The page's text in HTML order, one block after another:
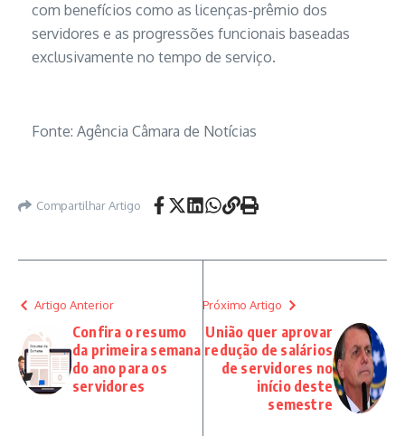
com benefícios como as licenças-prêmio dos
servidores e as progressões funcionais baseadas
exclusivamente no tempo de serviço.
Fonte: Agência Câmara de Notícias
Compartilhar Artigo
Artigo Anterior
Confira o resumo
da primeira semana
do ano para os
servidores
Próximo Artigo
União quer aprovar
redução de salários
de servidores no
início deste
semestre